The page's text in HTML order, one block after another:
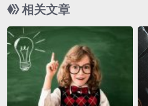
相关文章